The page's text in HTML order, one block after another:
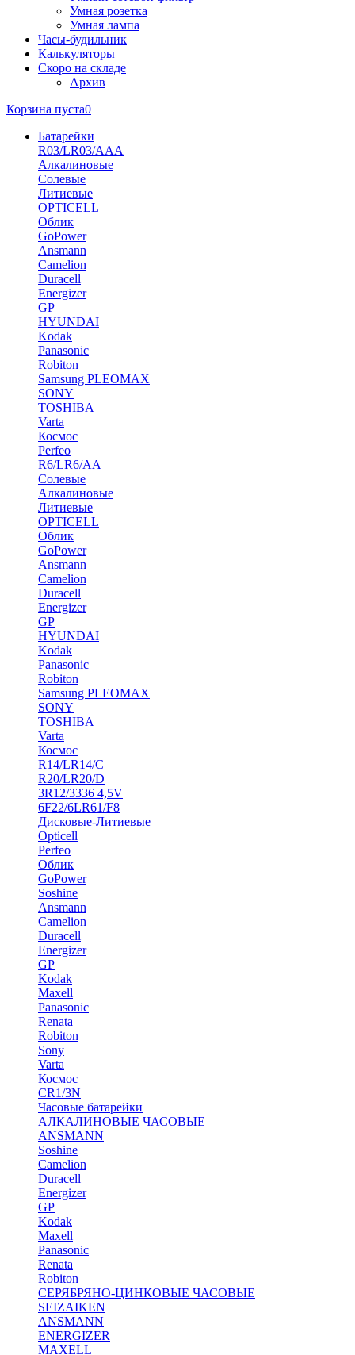
Умная розетка
Умная лампа
Часы-будильник
Калькуляторы
Скоро на складе
Архив
Корзина пуста0
Батарейки
R03/LR03/AAA
Алкалиновые
Солевые
Литиевые
OPTICELL
Облик
GoPower
Ansmann
Camelion
Duracell
Energizer
GP
HYUNDAI
Kodak
Panasonic
Robiton
Samsung PLEOMAX
SONY
TOSHIBA
Varta
Космос
Perfeo
R6/LR6/AA
Солевые
Алкалиновые
Литиевые
OPTICELL
Облик
GoPower
Ansmann
Camelion
Duracell
Energizer
GP
HYUNDAI
Kodak
Panasonic
Robiton
Samsung PLEOMAX
SONY
TOSHIBA
Varta
Космос
R14/LR14/C
R20/LR20/D
3R12/3336 4,5V
6F22/6LR61/F8
Дисковые-Литиевые
Opticell
Perfeo
Облик
GoPower
Soshine
Ansmann
Camelion
Duracell
Energizer
GP
Kodak
Maxell
Panasonic
Renata
Robiton
Sony
Varta
Космос
CR1/3N
Часовые батарейки
АЛКАЛИНОВЫЕ ЧАСОВЫЕ
ANSMANN
Soshine
Camelion
Duracell
Energizer
GP
Kodak
Maxell
Panasonic
Renata
Robiton
СЕРЯБРЯНО-ЦИНКОВЫЕ ЧАСОВЫЕ
SEIZAIKEN
ANSMANN
ENERGIZER
MAXELL